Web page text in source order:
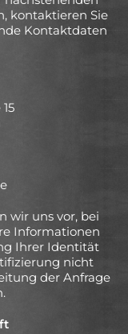
kontaktieren Sie
Kontaktdaten
wir uns vor, bei
Informationen
Ihrer Identität
nicht
der Anfrage